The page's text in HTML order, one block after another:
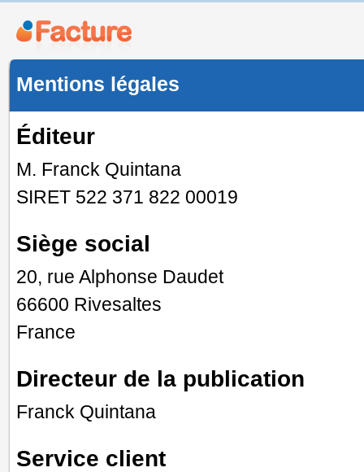
Mentions légales
Éditeur
M. Franck Quintana
SIRET 522 371 822 00019
Siège social
20, rue Alphonse Daudet
66600 Rivesaltes
France
Directeur de la publication
Franck Quintana
Service client